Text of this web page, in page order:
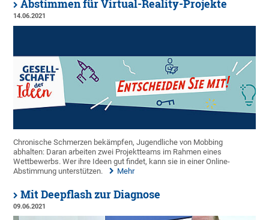
Abstimmen für Virtual-Reality-Projekte
14.06.2021
Chronische Schmerzen bekämpfen, Jugendliche von Mobbing
abhalten: Daran arbeiten zwei Projektteams im Rahmen eines
Wettbewerbs. Wer ihre Ideen gut findet, kann sie in einer Online-
Abstimmung unterstützen.
Mehr
Mit Deepflash zur Diagnose
09.06.2021